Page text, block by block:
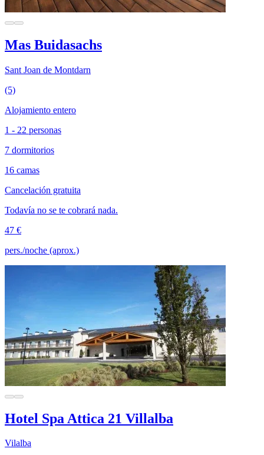
Mas Buidasachs
Sant Joan de Montdarn
(5)
Alojamiento entero
1 - 22 personas
7 dormitorios
16 camas
Cancelación gratuita
Todavía no se te cobrará nada.
47 €
pers./noche (aprox.)
Hotel Spa Attica 21 Villalba
Vilalba